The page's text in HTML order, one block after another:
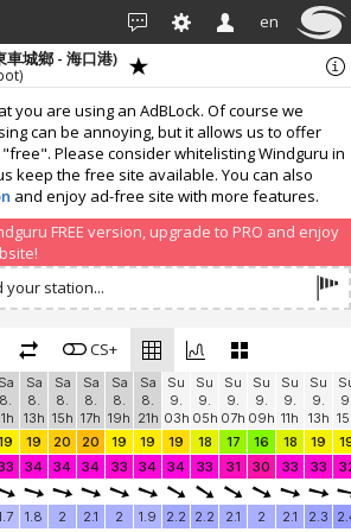
en
you are using an AdBLock. Of course we
can be annoying, but it allows us to offer
Please consider whitelisting Windguru in
keep the free site available. You can also
and enjoy ad-free site with more features.
FREE version, upgrade to PRO and enjoy
城鄉 - 海口港)
your station...
CS+
Sa
8.
Sa
8.
13h
Sa
8.
15h
Sa
8.
17h
Sa
8.
19h
Sa
8.
21h
Su
9.
03h
Su
9.
05h
Su
9.
07h
Su
9.
09h
Su
9.
11h
Su
9.
13h
19 20 20 19 19 19 18 17 16 18 19
34 34 34 33 34 34 33 31 30 33 33
1.8 2 2.1 2 1.9 2.2 2.2 2.1 2 2.1 2.3